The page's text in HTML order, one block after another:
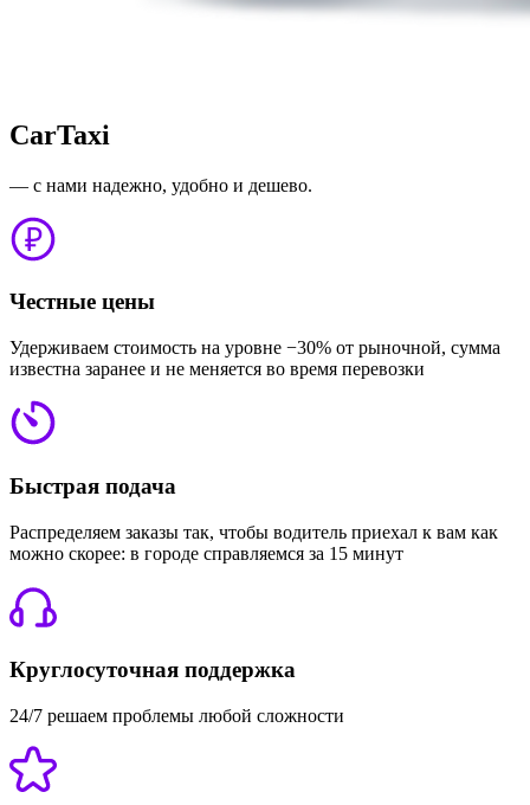
CarTaxi
— с нами надежно, удобно и дешево.
Честные цены
Удерживаем стоимость на уровне −30% от рыночной, сумма
известна заранее и не меняется во время перевозки
Быстрая подача
Распределяем заказы так, чтобы водитель приехал к вам как
можно скорее: в городе справляемся за 15 минут
Круглосуточная поддержка
24/7 решаем проблемы любой сложности